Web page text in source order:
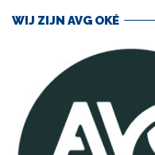
WIJ ZIJN AVG OKÉ